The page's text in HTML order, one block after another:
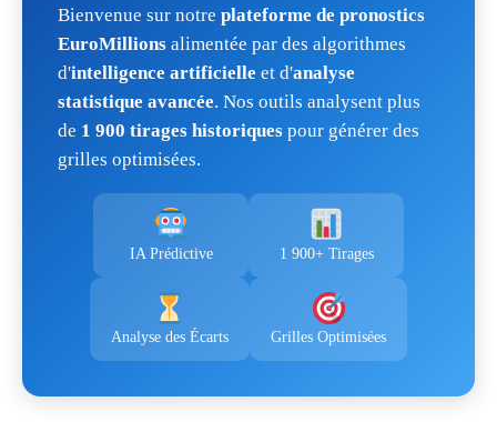
Bienvenue sur notre plateforme de pronostics
EuroMillions alimentée par des algorithmes
d'intelligence artificielle et d'analyse
statistique avancée. Nos outils analysent plus
de 1 900 tirages historiques pour générer des
grilles optimisées.
IA Prédictive 1 900+ Tirages
Analyse des Écarts Grilles Optimisées